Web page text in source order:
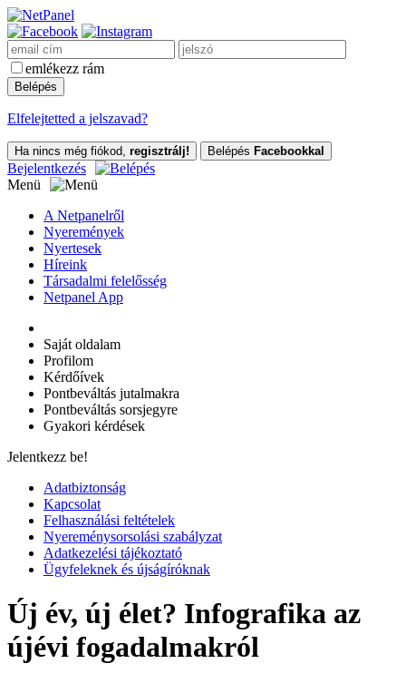
emlékezz rám
Elfelejtetted a jelszavad?
Ha nincs még fiókod, regisztrálj! Belépés Facebookkal
Bejelentkezés
Menü
A Netpanelről
Nyeremények
Nyertesek
Híreink
Társadalmi felelősség
Netpanel App
Saját oldalam
Profilom
Kérdőívek
Pontbeváltás jutalmakra
Pontbeváltás sorsjegyre
Gyakori kérdések
Jelentkezz be!
Adatbiztonság
Kapcsolat
Felhasználási feltételek
Nyereménysorsolási szabályzat
Adatkezelési tájékoztató
Ügyfeleknek és újságíróknak
Új év, új élet? Infografika az
újévi fogadalmakról